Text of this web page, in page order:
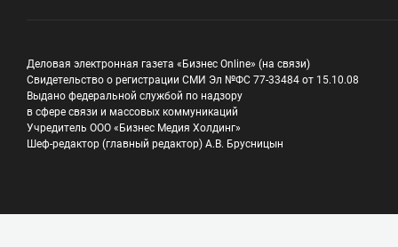
Деловая электронная газета «Бизнес Online» (на связи)
Свидетельство о регистрации СМИ Эл №ФС 77-33484 от 15.10.08
Выдано федеральной службой по надзору
в сфере связи и массовых коммуникаций
Учредитель ООО «Бизнес Медия Холдинг»
Шеф-редактор (главный редактор) А.В. Брусницын